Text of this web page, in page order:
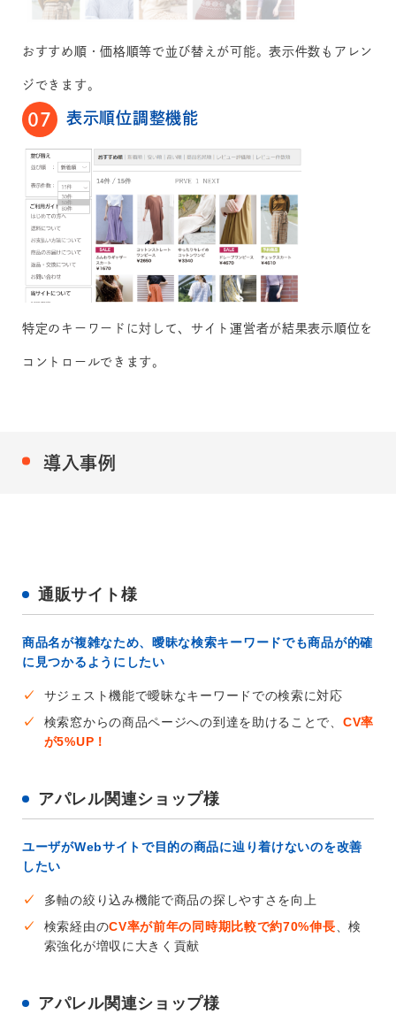
おすすめ順・価格順等で並び替えが可能。表示件数もアレン
ジできます。
07 表示順位調整機能
特定のキーワードに対して、サイト運営者が結果表示順位を
コントロールできます。
導入事例
通販サイト様
商品名が複雑なため、曖昧な検索キーワードでも商品が的確
に見つかるようにしたい
✓
サジェスト機能で曖昧なキーワードでの検索に対応
✓
検索窓からの商品ページへの到達を助けることで、 CV率
が5%UP！
アパレル関連ショップ様
ユーザがWebサイトで目的の商品に辿り着けないのを改善
したい
✓
多軸の絞り込み機能で商品の探しやすさを向上
✓
検索経由のCV率が前年の同時期比較で約70%伸長、検
索強化が増収に大きく貢献
アパレル関連ショップ様